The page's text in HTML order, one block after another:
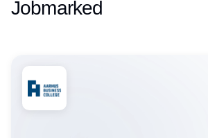
Jobmarked